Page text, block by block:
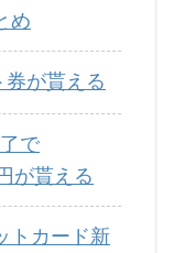
め
が貰える
で
が貰える
トカード新